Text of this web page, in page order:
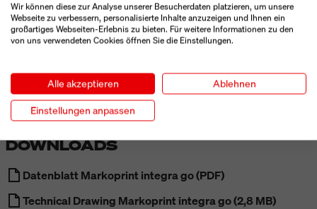
TECHNISCHE DATEN
MEHR ANZEIGEN
DOWNLOADS
Datenblatt Markoprint integra go (PDF)
Technical Drawing Markoprint integra go (2,8 MB)
Wir können diese zur Analyse unserer Besucherdaten platzieren, um unsere
Webseite zu verbessern, personalisierte Inhalte anzuzeigen und Ihnen ein
großartiges Webseiten-Erlebnis zu bieten. Für weitere Informationen zu den
von uns verwendeten Cookies öffnen Sie die Einstellungen.
Alle akzeptieren Ablehnen
Einstellungen anpassen